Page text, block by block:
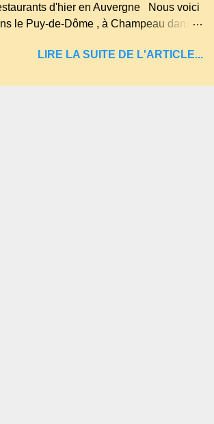
vers les entrailles de la terre, les
qui s'approchaient trop de
d'hier en Auvergne Nous voici
le Puy-de-Dôme , à Champeau dans
. L'Hôtel-Restaurant Vindrié était
LIRE LA SUITE DE L'ARTICLE...